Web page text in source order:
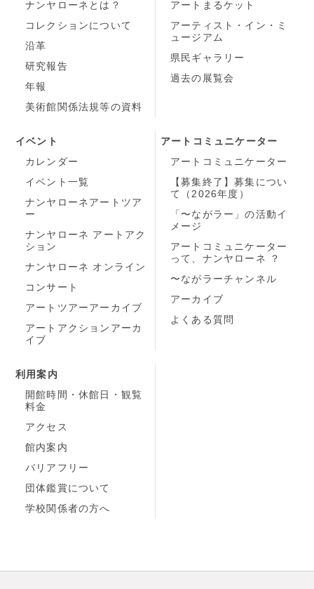
ナンヤローネとは？
コレクションについて
沿革
研究報告
年報
美術館関係法規等の資料
アートまるケット
アーティスト・イン・ミ
ュージアム
県民ギャラリー
過去の展覧会
イベント
カレンダー
イベント一覧
ナンヤローネアートツア
ー
ナンヤローネ アートアク
ション
ナンヤローネ オンライン
コンサート
アートツアーアーカイブ
アートアクションアーカ
イブ
アートコミュニケーター
アートコミュニケーター
【募集終了】募集につい
て（2026年度）
「〜ながラー」の活動イ
メージ
アートコミュニケーター
って、ナンヤローネ ？
〜ながラーチャンネル
アーカイブ
よくある質問
利用案内
開館時間・休館日・観覧
料金
アクセス
館内案内
バリアフリー
団体鑑賞について
学校関係者の方へ